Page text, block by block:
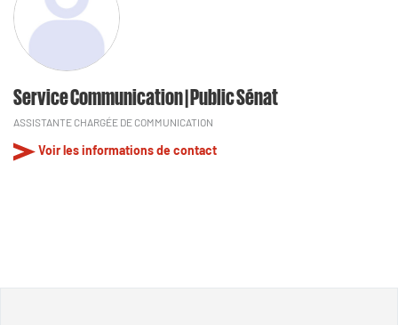
Service Communication | Public Sénat
ASSISTANTE CHARGÉE DE COMMUNICATION
Voir les informations de contact